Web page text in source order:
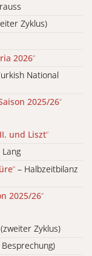
Zyklus)
2026“
National
2025/26“
und Liszt“
“ – Halbzeitbilanz
2025/26“
Zyklus)